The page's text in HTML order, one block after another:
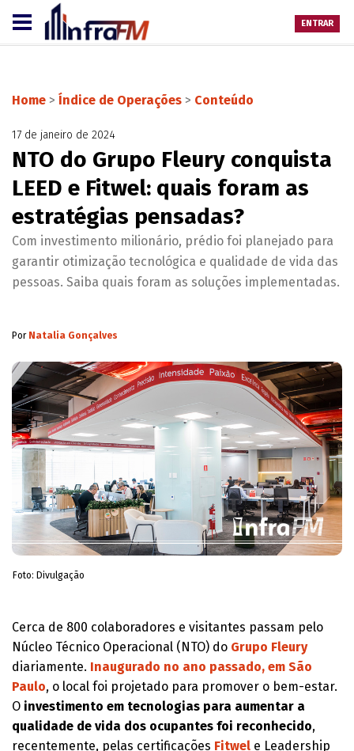
ENTRAR
Home > Índice de Operações > Conteúdo
17 de janeiro de 2024
NTO do Grupo Fleury conquista
LEED e Fitwel: quais foram as
estratégias pensadas?
Com investimento milionário, prédio foi planejado para
garantir otimização tecnológica e qualidade de vida das
pessoas. Saiba quais foram as soluções implementadas.
Por Natalia Gonçalves
Foto: Divulgação
Cerca de 800 colaboradores e visitantes passam pelo
Núcleo Técnico Operacional (NTO) do Grupo Fleury
diariamente. Inaugurado no ano passado, em São
Paulo, o local foi projetado para promover o bem-estar.
O investimento em tecnologias para aumentar a
qualidade de vida dos ocupantes foi reconhecido,
recentemente, pelas certificações Fitwel e Leadership